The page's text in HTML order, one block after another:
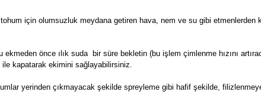
için olumsuzluk meydana getiren hava, nem ve su gibi etmenlerden
ekmeden önce ılık suda bir süre bekletin (bu işlem çimlenme hızını
kapatarak ekimini sağlayabilirsiniz.
yerinden çıkmayacak şekilde spreyleme gibi hafif şekilde,